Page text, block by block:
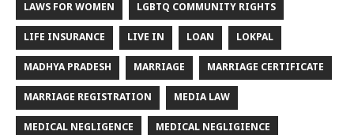
LAWS FOR WOMEN LGBTQ COMMUNITY RIGHTS
LIFE INSURANCE LIVE IN LOAN LOKPAL
MADHYA PRADESH MARRIAGE MARRIAGE CERTIFICATE
MARRIAGE REGISTRATION MEDIA LAW
MEDICAL NEGLIGENCE MEDICAL NEGLIGIENCE